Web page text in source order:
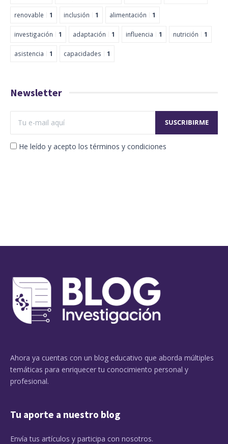
renovable 1 inclusión 1 alimentación 1
investigación 1 adaptación 1 influencia 1 nutrición 1
asistencia 1 capacidades 1
Newsletter
He leído y acepto los términos y condiciones
Ahora ya cuentas con un blog educativo que aborda múltiples
temáticas para enriquecer tu conocimiento personal y
profesional.
Tu aporte a nuestro blog
Envía tus artículos y participa con nosotros.